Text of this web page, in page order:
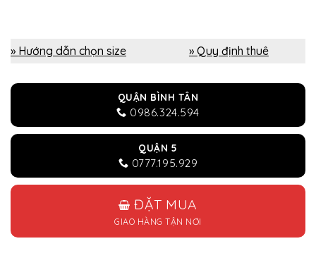
» Hướng dẫn chọn size » Quy định thuê
QUẬN BÌNH TÂN
0986.324.594
QUẬN 5
0777.195.929
ĐẶT MUA
GIAO HÀNG TẬN NƠI